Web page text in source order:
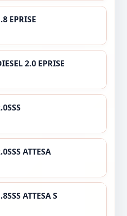
EPRISE
2.0 EPRISE
ATTESA
ATTESA S